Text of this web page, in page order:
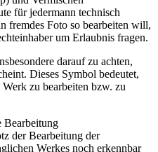
für jedermann technisch
fremdes Foto so bearbeiten will,
um Erlaubnis fragen.
darauf zu achten,
Dieses Symbol bedeutet,
zu bearbeiten bzw. zu
Bearbeitung
der Bearbeitung der
Werkes noch erkennbar